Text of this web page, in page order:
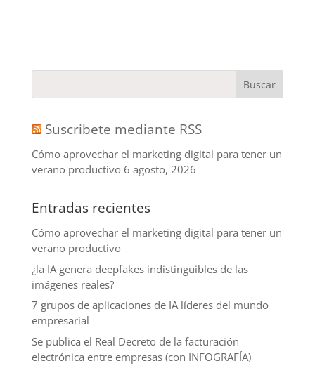
Suscribete mediante RSS
Cómo aprovechar el marketing digital para tener un
verano productivo 6 agosto, 2026
Entradas recientes
Cómo aprovechar el marketing digital para tener un
verano productivo
¿la IA genera deepfakes indistinguibles de las
imágenes reales?
7 grupos de aplicaciones de IA líderes del mundo
empresarial
Se publica el Real Decreto de la facturación
electrónica entre empresas (con INFOGRAFÍA)